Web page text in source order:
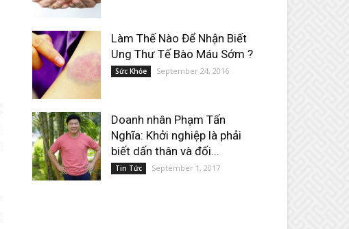
Làm Thế Nào Để Nhận Biết
Ung Thư Tế Bào Máu Sớm ?
Sức Khỏe September 24, 2016
Doanh nhân Phạm Tấn
Nghĩa: Khởi nghiệp là phải
biết dấn thân và đối...
Tin Tức September 1, 2017